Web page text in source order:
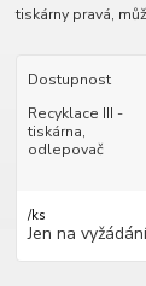
tiskárny pravá,
Dostupnost
Recyklace III -
tiskárna,
odlepovač
/ks
Jen na vyžádání